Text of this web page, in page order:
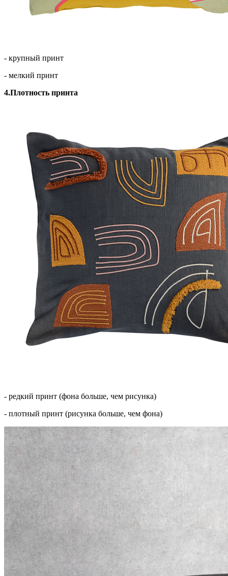
- крупный принт
- мелкий принт
4.Плотность принта
- редкий принт (фона больше, чем рисунка)
- плотный принт (рисунка больше, чем фона)